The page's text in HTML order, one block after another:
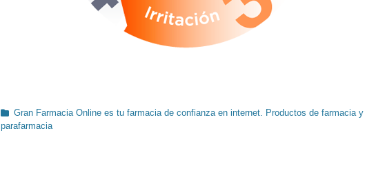
Categorías
Gran Farmacia Online es tu farmacia de confianza en internet. Productos de farmacia y
parafarmacia